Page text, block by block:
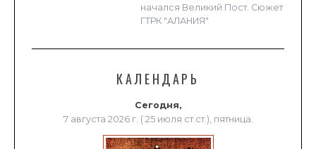
начался Великий Пост. Сюжет
ГТРК "АЛАНИЯ"
КАЛЕНДАРЬ
Сегодня,
7 августа 2026 г. ( 25 июля ст.ст.), пятница.